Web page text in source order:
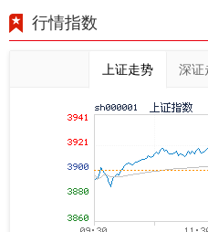
行情指数
上证走势 深证